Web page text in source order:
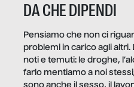
DA CHE DIPENDI
Pensiamo che non ci
problemi in carico agli
noti e temuti: le droghe,
farlo mentiamo a noi